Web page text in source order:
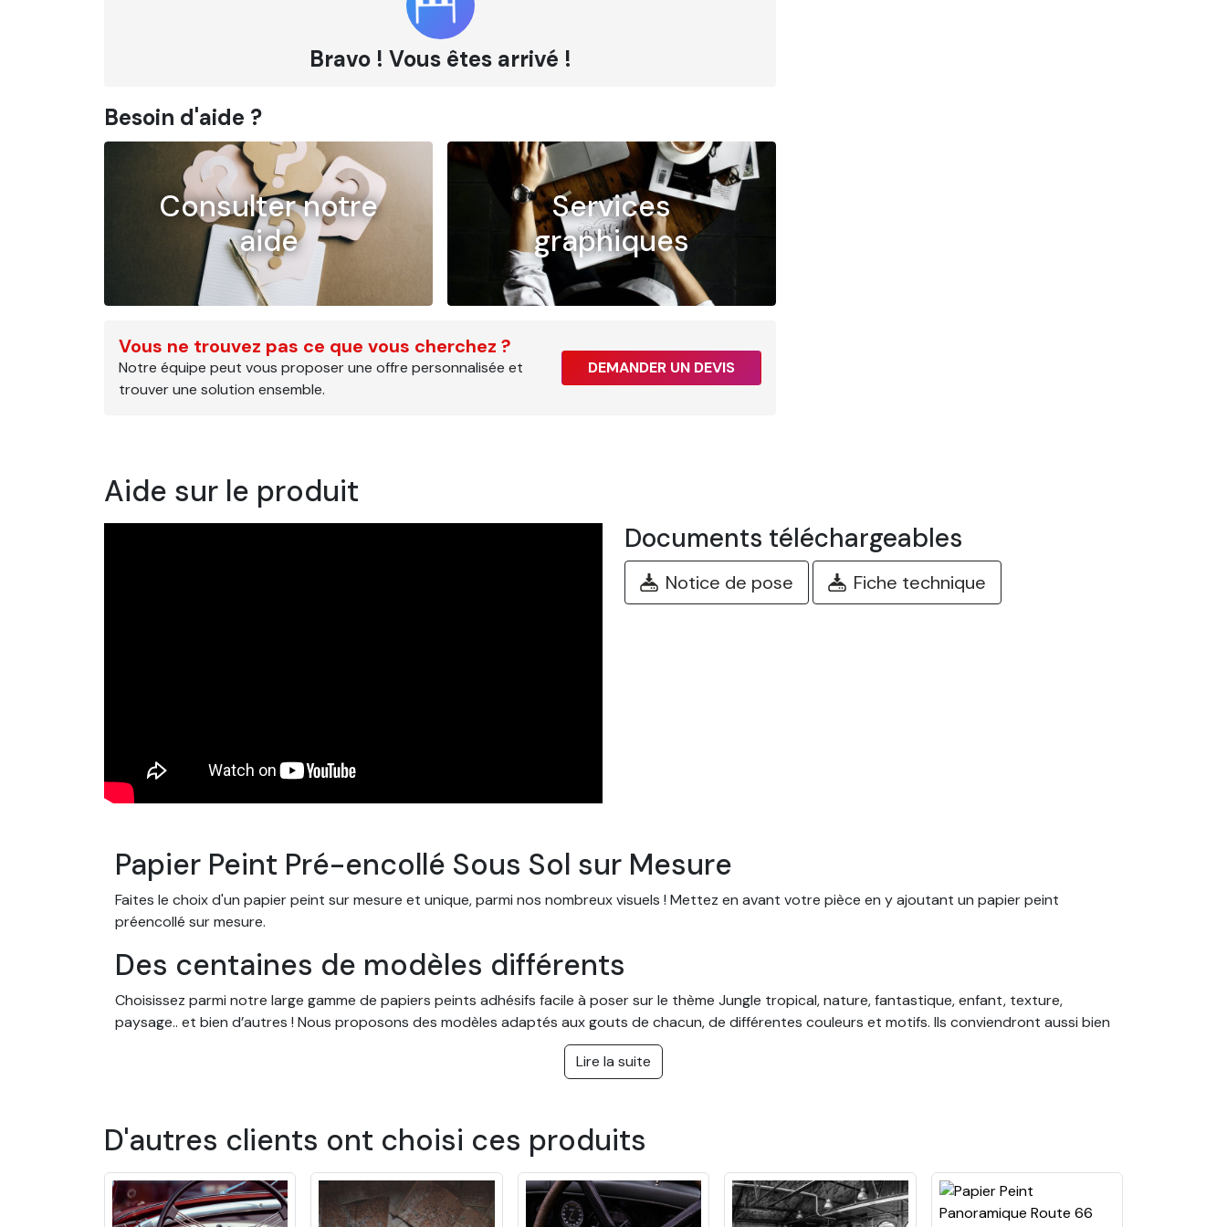
Bravo ! Vous êtes arrivé !
Besoin d'aide ?
Consulter notre
aide
Services
graphiques
Vous ne trouvez pas ce que vous cherchez ?
Notre équipe peut vous proposer une offre personnalisée et
trouver une solution ensemble.
DEMANDER UN DEVIS
Aide sur le produit
Documents téléchargeables
Notice de pose Fiche technique
Papier Peint Pré-encollé Sous Sol sur Mesure
Faites le choix d'un papier peint sur mesure et unique, parmi nos nombreux visuels ! Mettez en avant votre pièce en y ajoutant un papier peint
préencollé sur mesure.
Des centaines de modèles différents
Choisissez parmi notre large gamme de papiers peints adhésifs facile à poser sur le thème Jungle tropical, nature, fantastique, enfant, texture,
paysage.. et bien d’autres ! Nous proposons des modèles adaptés aux gouts de chacun, de différentes couleurs et motifs. Ils conviendront aussi bien
dans une chambre d’enfant, un salon ou une cuisine, mais aussi dans une entreprise ou des bureaux.
Des papiers peints sur mesure avec pose facile
mesure, en fonction des dimensions de votre mur ou de votre pièce. La pose se fait facilement et sans besoin de colle ! Nos papiers peints sont tous
Les avantages de notre papier peint
Lire la suite
D'autres clients ont choisi ces produits